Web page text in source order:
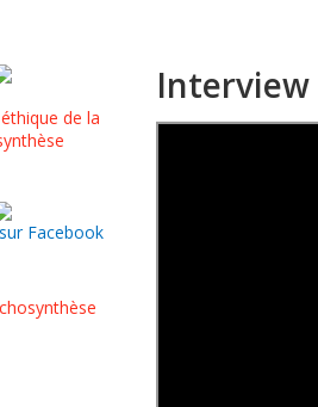
Interview
Facebook